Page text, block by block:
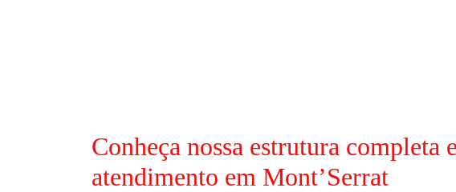
Conheça nossa estrutura
atendimento em Mont’Serrat